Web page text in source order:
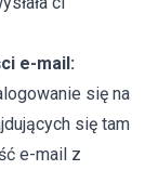
e-mail:
się na
się tam
e-mail z